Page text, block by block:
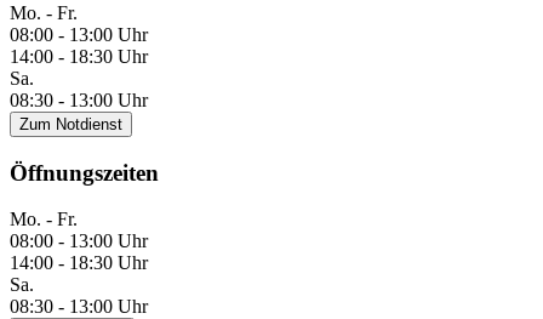
Mo. - Fr.
08:00 - 13:00 Uhr
14:00 - 18:30 Uhr
Sa.
08:30 - 13:00 Uhr
Zum Notdienst
Öffnungszeiten
Mo. - Fr.
08:00 - 13:00 Uhr
14:00 - 18:30 Uhr
Sa.
08:30 - 13:00 Uhr